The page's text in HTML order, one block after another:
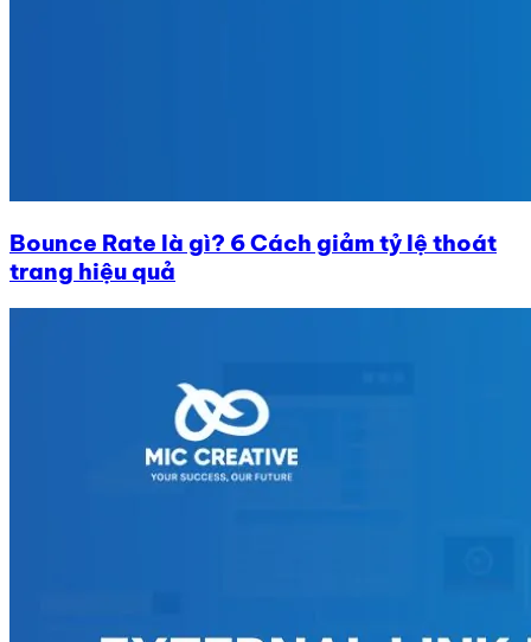
Bounce Rate là gì? 6 Cách giảm tỷ lệ thoát
trang hiệu quả